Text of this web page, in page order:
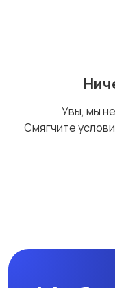
стабилизаторы
Увы, мы
Смягчите